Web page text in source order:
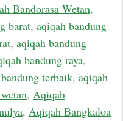
Bandorasa Wetan,
barat, aqiqah bandung
, aqiqah bandung
bandung raya,
terbaik, aqiqah
, Aqiqah
, Aqiqah Bangkaloa